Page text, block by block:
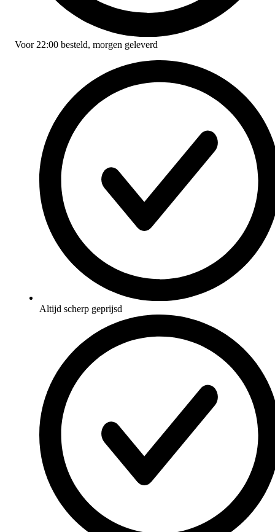
Voor 22:00 besteld, morgen geleverd
Altijd scherp geprijsd